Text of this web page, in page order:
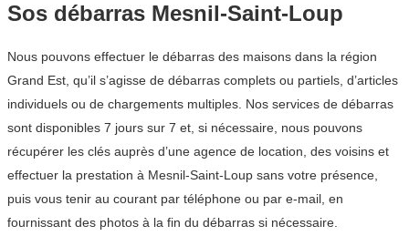
Sos débarras Mesnil-Saint-Loup
Nous pouvons effectuer le débarras des maisons dans la région
Grand Est, qu’il s’agisse de débarras complets ou partiels, d’articles
individuels ou de chargements multiples. Nos services de débarras
sont disponibles 7 jours sur 7 et, si nécessaire, nous pouvons
récupérer les clés auprès d’une agence de location, des voisins et
effectuer la prestation à Mesnil-Saint-Loup sans votre présence,
puis vous tenir au courant par téléphone ou par e-mail, en
fournissant des photos à la fin du débarras si nécessaire.